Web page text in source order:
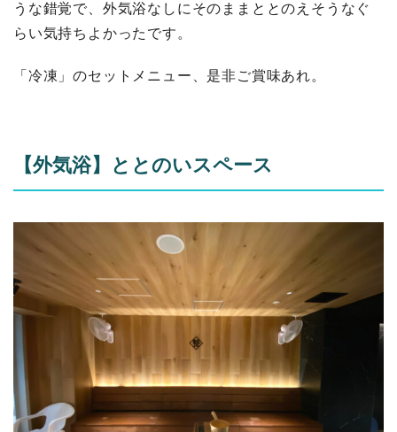
うな錯覚で、外気浴なしにそのままととのえそうなぐ
らい気持ちよかったです。
「冷凍」のセットメニュー、是非ご賞味あれ。
【外気浴】ととのいスペース